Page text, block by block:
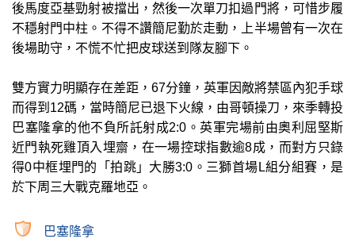
後馬度亞基勁射被擋出，然後一次單刀扣過門將，可惜步履
不穩射門中柱。不得不讚簡尼勤於走動，上半場曾有一次在
後場助守，不慌不忙把皮球送到隊友腳下。
雙方實力明顯存在差距，67分鐘，英軍因敵將禁區內犯手球
而得到12碼，當時簡尼已退下火線，由哥頓操刀，來季轉投
巴塞隆拿的他不負所託射成2:0。英軍完場前由奧利屈堅斯
近門執死雞頂入埋齋，在一場控球指數逾8成，而對方只錄
得0中框埋門的「拍跳」大勝3:0。三獅首場L組分組賽，是
於下周三大戰克羅地亞。
巴塞隆拿